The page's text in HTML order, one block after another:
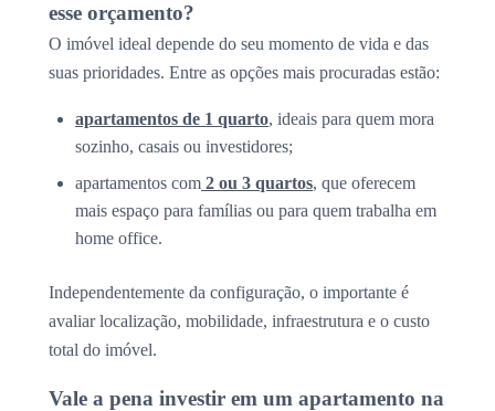
esse orçamento?
O imóvel ideal depende do seu momento de vida e das
suas prioridades. Entre as opções mais procuradas estão:
apartamentos de 1 quarto, ideais para quem mora
sozinho, casais ou investidores;
apartamentos com 2 ou 3 quartos, que oferecem
mais espaço para famílias ou para quem trabalha em
home office.
Independentemente da configuração, o importante é
avaliar localização, mobilidade, infraestrutura e o custo
total do imóvel.
Vale a pena investir em um apartamento na